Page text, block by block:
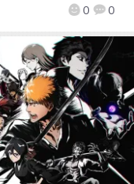
0 0